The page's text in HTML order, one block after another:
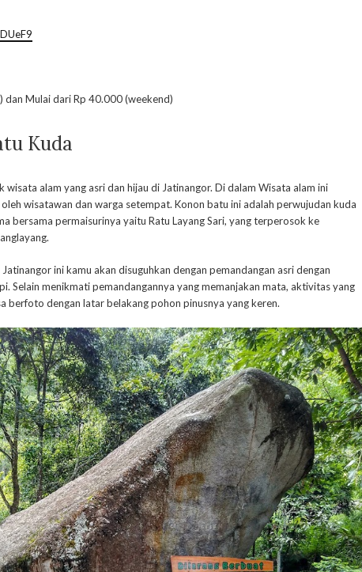
Mulai dari Rp 40.000 (weekend)
Kuda
alam yang asri dan hijau di Jatinangor. Di dalam Wisata alam ini
wisatawan dan warga setempat. Konon batu ini adalah perwujudan kuda
bersama permaisurinya yaitu Ratu Layang Sari, yang terperosok ke
ini kamu akan disuguhkan dengan pemandangan asri dengan
Selain menikmati pemandangannya yang memanjakan mata, aktivitas yang
berfoto dengan latar belakang pohon pinusnya yang keren.